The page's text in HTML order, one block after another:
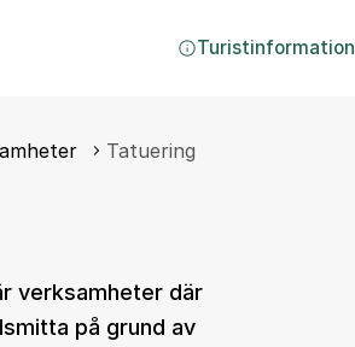
Turistinformation
Tatuering
verksamheter där
på grund av